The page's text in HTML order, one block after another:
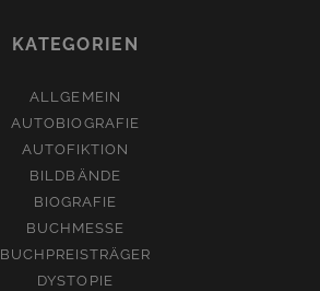
KATEGORIEN
ALLGEMEIN
AUTOBIOGRAFIE
AUTOFIKTION
BILDBÄNDE
BIOGRAFIE
BUCHMESSE
BUCHPREISTRÄGER
DYSTOPIE